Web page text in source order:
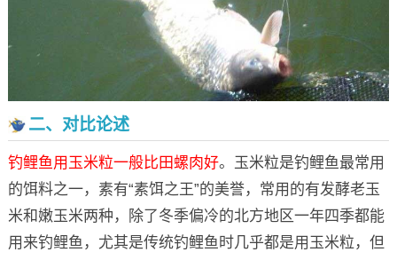
二、对比论述
钓鲤鱼用玉米粒一般比田螺肉好。玉米粒是钓鲤鱼最常用
的饵料之一，素有“素饵之王”的美誉，常用的有发酵老玉
米和嫩玉米两种，除了冬季偏冷的北方地区一年四季都能
用来钓鲤鱼，尤其是传统钓鲤鱼时几乎都是用玉米粒，但